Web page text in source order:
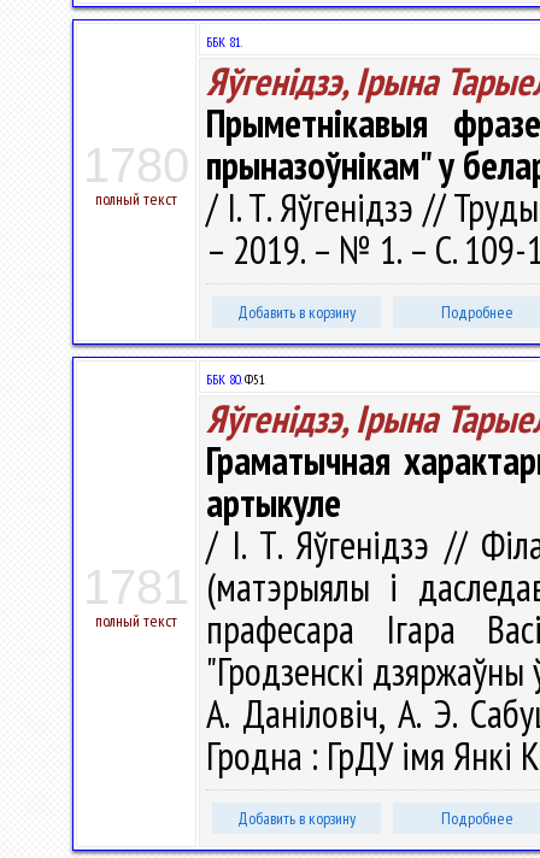
1780
полный текст
ББК 81.
Яўгенідзэ, Ірына
Прыметнікавыя
прыназоўнікам" у
/ І. Т. Яўгенідзэ //
– 2019. – № 1. – С. 109-
Добавить в корзину Подробнее
1781
полный текст
ББК 80.Ф51
Яўгенідзэ, Ірына
Граматычная
артыкуле
/ І. Т. Яўгенідзэ //
(матэрыялы і
прафесара Ігара
"Гродзенскі дзяржаўны
А. Даніловіч, А. Э.
Гродна : ГрДУ імя
Добавить в корзину Подробнее